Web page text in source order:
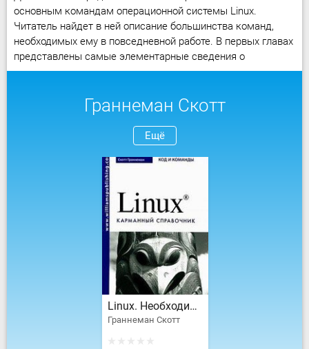
основным командам операционной системы Linux.
Читатель найдет в ней описание большинства команд,
необходимых ему в повседневной работе. В первых главах
представлены самые элементарные сведения о
Граннеман Скотт
Ещё
Linux. Необходимый код и команды. Карманный справочник
Граннеман Скотт